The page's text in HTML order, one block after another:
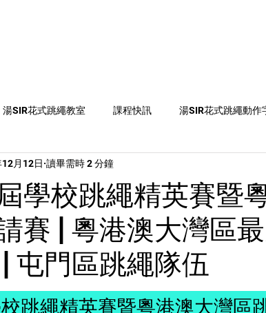
湯SIR花式跳繩教室 課程快訊 湯SIR花式跳繩動作
比賽資訊 跳繩活動、比賽及課程推介
學校跳繩精英賽暨
賽 | 粵港澳大灣區
屯門區跳繩隊伍
月12日 讀畢需時 2 分鐘
跳繩精英賽暨粵港澳大灣區